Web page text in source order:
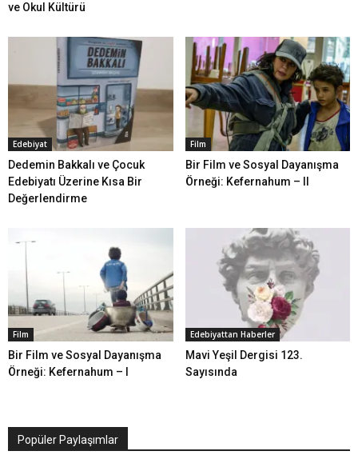
ve Okul Kültürü
Edebiyat
Dedemin Bakkalı ve Çocuk
Edebiyatı Üzerine Kısa Bir
Değerlendirme
Film
Bir Film ve Sosyal Dayanışma
Örneği: Kefernahum – II
Film
Bir Film ve Sosyal Dayanışma
Örneği: Kefernahum – I
Edebiyattan Haberler
Mavi Yeşil Dergisi 123.
Sayısında
Popüler Paylaşımlar